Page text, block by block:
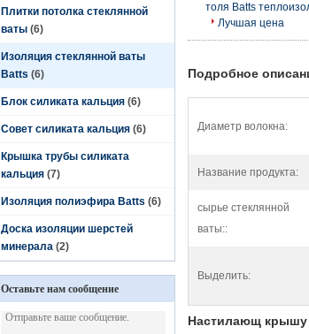
Плитки потолка стеклянной
ваты (6)
Изоляция стеклянной ваты
Batts (6)
Блок силиката кальция (6)
Совет силиката кальция (6)
Крышка трубы силиката
кальция (7)
Изоляция полиэфира Batts (6)
Доска изоляции шерстей
минерала (2)
Оставьте нам сообщение
толя Batts
Лучшая цена
Подробное
Диаметр волокна:
Название продукта:
сырье стеклянной
ваты::
Выделить:
Настилающ крышу